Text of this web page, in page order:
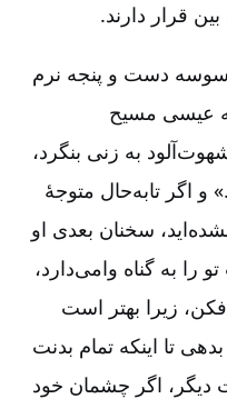
وسوسه دست‌ و پنجه نرم
عیسی مسیح
به زنی بنگرد،
و اگر تابه‌حال متوجۀ
سخنان بعدی او
به گناه وامی‌دارد،
زیرا بهتر است
تا اینکه تمام بدنت
دیگر، اگر چشمان خود